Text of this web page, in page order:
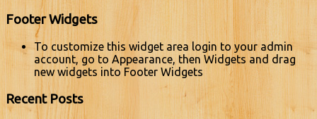
Footer Widgets
To customize this widget area login to your admin
account, go to Appearance, then Widgets and drag
new widgets into Footer Widgets
Recent Posts